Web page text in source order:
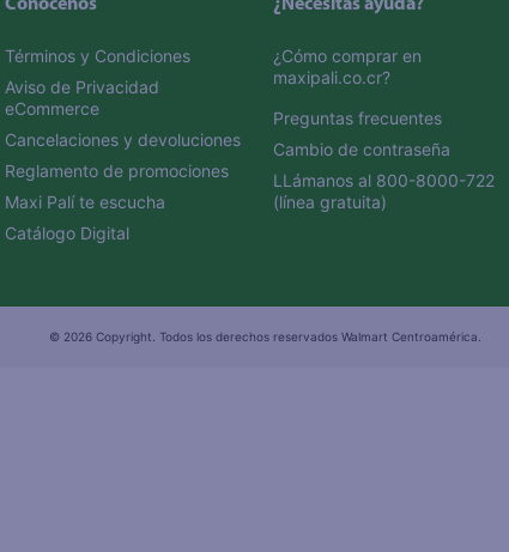
Conócenos
Términos y Condiciones
Aviso de Privacidad
eCommerce
Cancelaciones y devoluciones
Reglamento de promociones
Maxi Palí te escucha
Catálogo Digital
¿Necesitás ayuda?
¿Cómo comprar en
maxipali.co.cr?
Preguntas frecuentes
Cambio de contraseña
LLámanos al 800-8000-722
(línea gratuita)
© 2026 Copyright. Todos los derechos reservados Walmart Centroamérica.